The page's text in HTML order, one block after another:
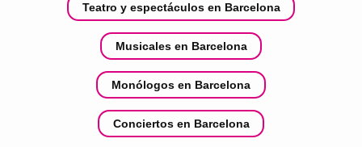
Teatro y espectáculos en Barcelona
Musicales en Barcelona
Monólogos en Barcelona
Conciertos en Barcelona